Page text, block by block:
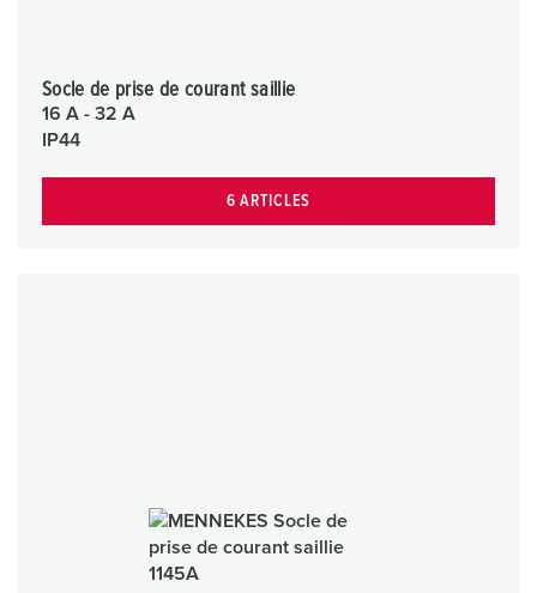
Socle de prise de courant saillie
16 A - 32 A
IP44
6 ARTICLES